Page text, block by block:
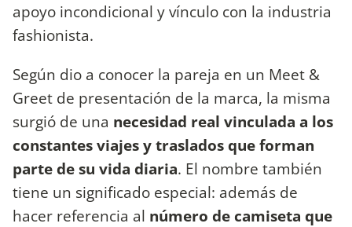
apoyo incondicional y vínculo con la industria
fashionista.
Según dio a conocer la pareja en un Meet &
Greet de presentación de la marca, la misma
surgió de una necesidad real vinculada a los
constantes viajes y traslados que forman
parte de su vida diaria. El nombre también
tiene un significado especial: además de
hacer referencia al número de camiseta que